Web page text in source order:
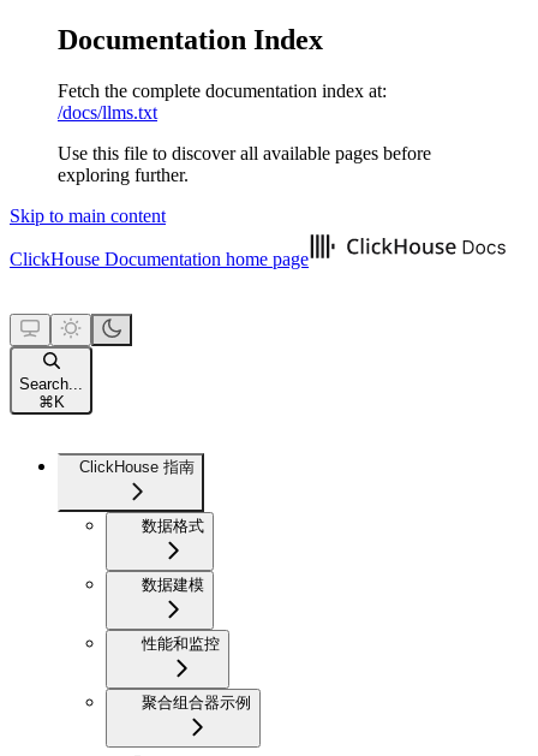
Documentation Index
Fetch the complete documentation index at:
/docs/llms.txt
Use this file to discover all available pages before
exploring further.
Skip to main content
ClickHouse Documentation home page
Search...
⌘ K
ClickHouse 指南
数据格式
数据建模
性能和监控
聚合组合器示例